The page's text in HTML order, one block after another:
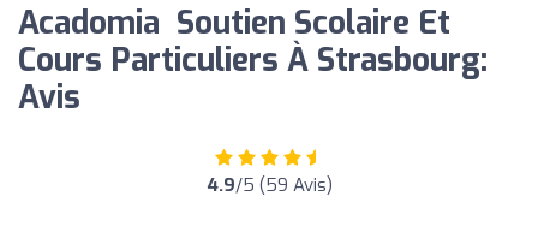
Acadomia ‍ Soutien Scolaire Et
Cours Particuliers À Strasbourg:
Avis
4.9/5 (59 Avis)